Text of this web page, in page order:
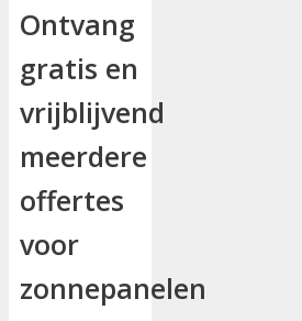
Ontvang
gratis en
vrijblijvend
meerdere
offertes
voor
zonnepanelen